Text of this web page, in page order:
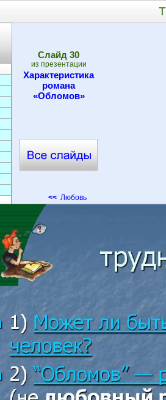
Cлайд 30
из презентации
Характеристика
романа
«Обломов»
<< Любовь